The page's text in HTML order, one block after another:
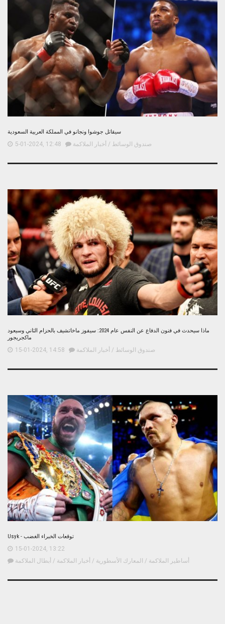
سيقاتل جوشوا ونجانو في المملكة العربية السعودية
5-01-2024, 12:48 صندوق الوسائط / أخبار الملاكمة
ماذا سيحدث في فنون الدفاع عن النفس عام 2024: سيفوز ماخاتشيف بالحزام الثاني وسيعود
ماكجريجور
15-01-2024, 14:58 صندوق الوسائط / أخبار الملاكمة
Usyk - توقعات الخبراء الغضب
15-01-2024, 13:22
أساطير الملاكمة / المعارك الأسطورية / أخبار الملاكمة / أبطال الملاكمة